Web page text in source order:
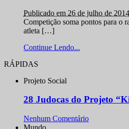
Publicado em 26 de julho de 2014
Competição soma pontos para o
atleta […]
Continue Lendo...
RÁPIDAS
Projeto Social
28 Judocas do Projeto
Nenhum Comentário
Mundo